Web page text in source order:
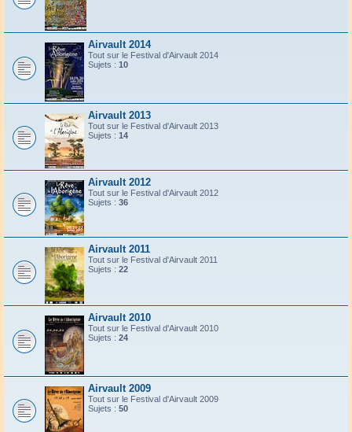
Airvault 2014
Tout sur le Festival d'Airvault 2014
Sujets : 10
Airvault 2013
Tout sur le Festival d'Airvault 2013
Sujets : 14
Airvault 2012
Tout sur le Festival d'Airvault 2012
Sujets : 36
Airvault 2011
Tout sur le Festival d'Airvault 2011
Sujets : 22
Airvault 2010
Tout sur le Festival d'Airvault 2010
Sujets : 24
Airvault 2009
Tout sur le Festival d'Airvault 2009
Sujets : 50